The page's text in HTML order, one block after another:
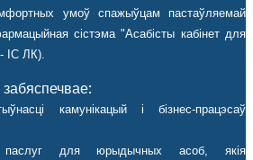
умоў спажыўцам пастаўляемай
сістэма "Асабісты кабінет для
ІС ЛК).
камунікацый і бізнес-працэсаў
паслуг для юрыдычных асоб, якія